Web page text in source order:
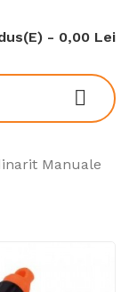
0 Produs(e) - 0,00 Lei
Manuale